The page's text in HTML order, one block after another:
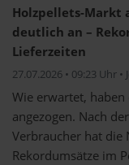
Holzpellets-Markt
deutlich an –
Lieferzeiten
27.07.2026 • 09:23 Uhr
Wie erwartet,
angezogen. Nach
Verbraucher hat die
Rekordumsätze im